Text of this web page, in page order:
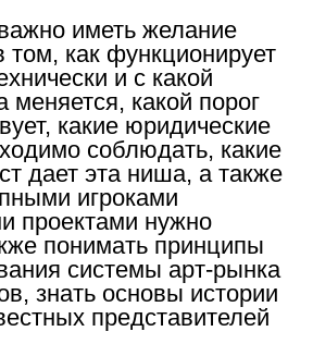
иметь желание
том, как функционирует
и с какой
меняется, какой порог
какие юридические
соблюдать, какие
дает эта ниша, а также
игроками
проектами нужно
понимать принципы
системы арт-рынка
знать основы истории
представителей